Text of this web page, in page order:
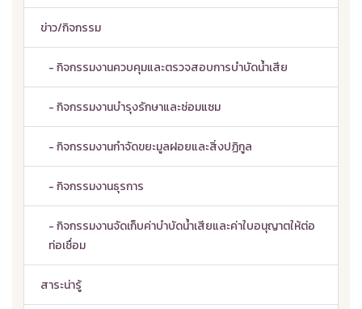
ข่าว/กิจกรรม
- กิจกรรมงานควบคุมและตรวจสอบการบำบัดน้ำเสีย
- กิจกรรมงานบำรุงรักษาและซ่อมแซม
- กิจกรรมงานกำจัดขยะมูลฝอยและสิ่งปฏิกูล
- กิจกรรมงานธุรการ
- กิจกรรมงานจัดเก็บค่าบำบัดน้ำเสียและค่าใบอนุญาตให้ต่อ
ท่อเชื่อม
สาระน่ารู้